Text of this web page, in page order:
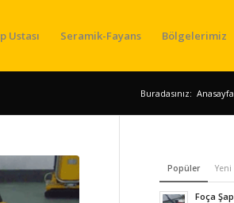
Ustası Seramik-Fayans Bölgelerimiz
Buradasınız: Anasayfa
Popüler Yeni
Foça Şap